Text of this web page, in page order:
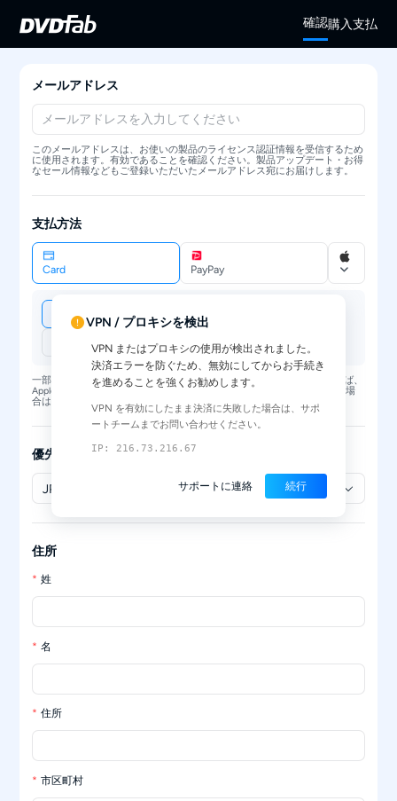
確認購入支払
メールアドレス
このメールアドレスは、お使いの製品のライセンス認証情報を受信するため
に使用されます。有効であることを確認ください。製品アップデート・お得
なセール情報などもご登録いただいたメールアドレス宛にお届けします。
支払方法
Card PayPay
一部の支払い方法ではご使用環境の確認が必要な場合があります。例えば、
Apple PayやGoogle Payにはカードの紐付けが必要です。対応していない場
合は、自動的にカード払いに切り替わります。
優先通貨
JPY
住所
姓
名
住所
市区町村
VPN / プロキシを検出
VPN またはプロキシの使用が検出されました。
決済エラーを防ぐため、無効にしてからお手続き
を進めることを強くお勧めします。
VPN を有効にしたまま決済に失敗した場合は、サポ
ートチームまでお問い合わせください。
IP: 216.73.216.67
サポートに連絡 続行